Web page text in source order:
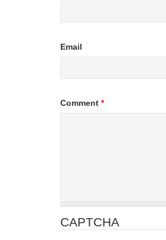
Email
Comment *
CAPTCHA